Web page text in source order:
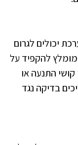
יכולים לגרום
להקפיד על
קושי התנעה או
בדיקה נגד